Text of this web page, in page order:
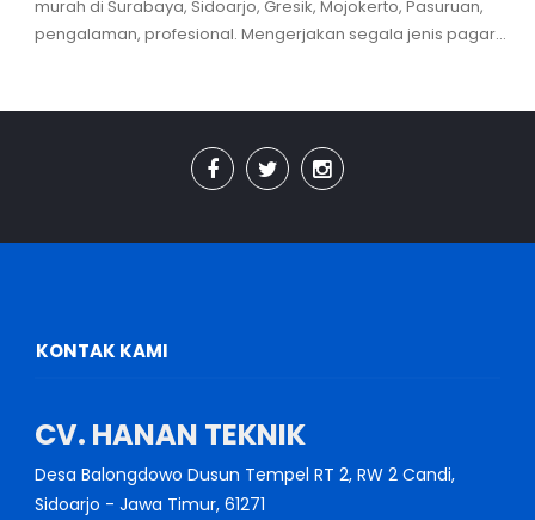
murah di Surabaya, Sidoarjo, Gresik, Mojokerto, Pasuruan,
pengalaman, profesional. Mengerjakan segala jenis pagar...
KONTAK KAMI
CV. HANAN TEKNIK
Desa Balongdowo Dusun Tempel RT 2, RW 2 Candi,
Sidoarjo - Jawa Timur, 61271